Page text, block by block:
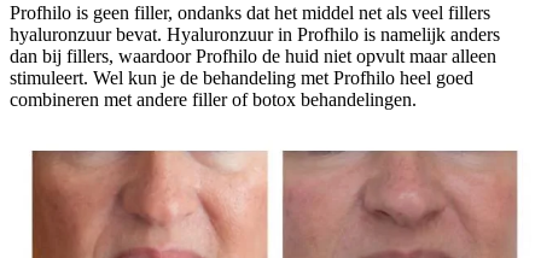
Profhilo is geen filler, ondanks dat het middel net als veel fillers
hyaluronzuur bevat. Hyaluronzuur in Profhilo is namelijk anders
dan bij fillers, waardoor Profhilo de huid niet opvult maar alleen
stimuleert. Wel kun je de behandeling met Profhilo heel goed
combineren met andere filler of botox behandelingen.